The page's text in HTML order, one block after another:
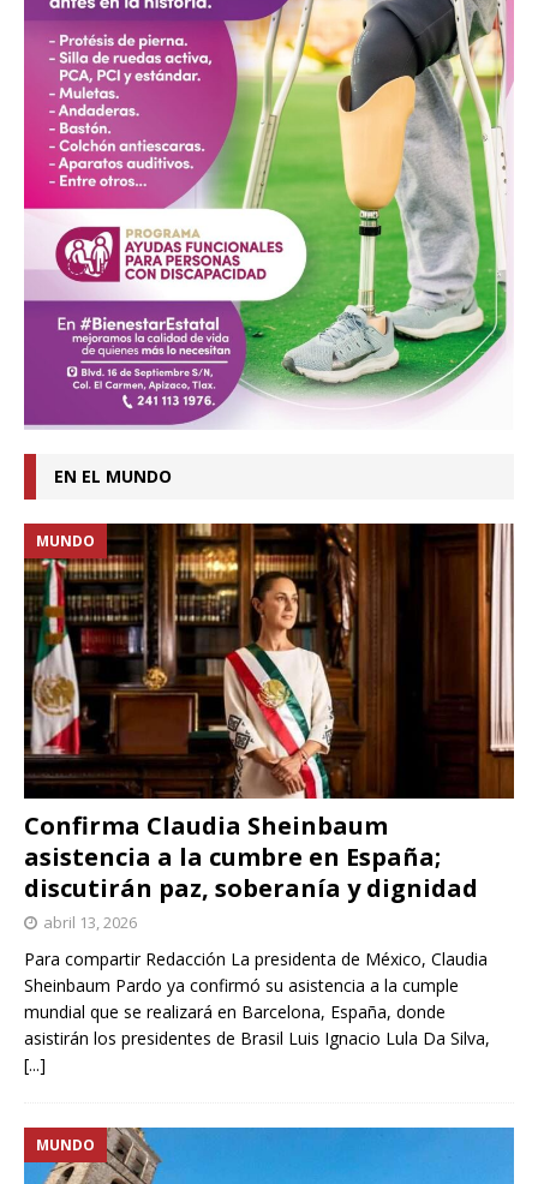
EN EL MUNDO
Confirma Claudia Sheinbaum
asistencia a la cumbre en España;
discutirán paz, soberanía y dignidad
MUNDO
abril 13, 2026
Para compartir Redacción La presidenta de México, Claudia
Sheinbaum Pardo ya confirmó su asistencia a la cumple
mundial que se realizará en Barcelona, España, donde
asistirán los presidentes de Brasil Luis Ignacio Lula Da Silva,
[...]
MUNDO